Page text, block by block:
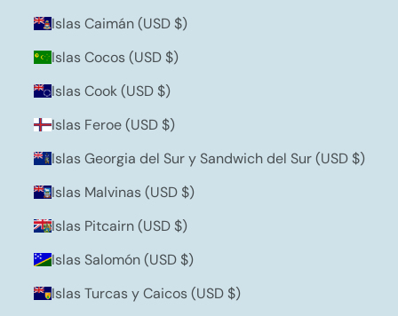
Islas Caimán (USD $)
Islas Cocos (USD $)
Islas Cook (USD $)
Islas Feroe (USD $)
Islas Georgia del Sur y Sandwich del Sur (USD $)
Islas Malvinas (USD $)
Islas Pitcairn (USD $)
Islas Salomón (USD $)
Islas Turcas y Caicos (USD $)